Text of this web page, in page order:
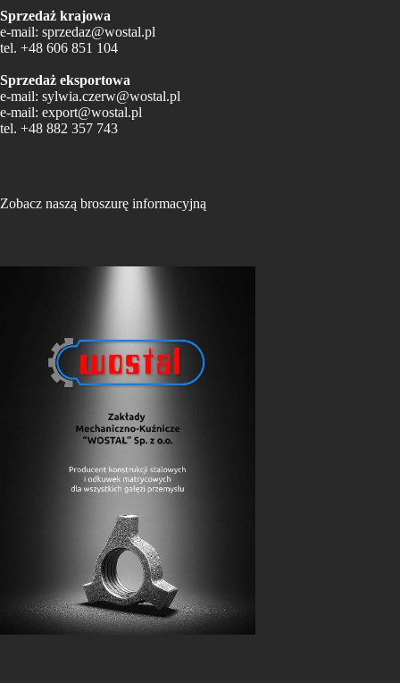
Sprzedaż krajowa
e-mail: sprzedaz@wostal.pl
tel. +48 606 851 104
Sprzedaż eksportowa
e-mail: sylwia.czerw@wostal.pl
e-mail: export@wostal.pl
tel. +48 882 357 743
Zobacz naszą broszurę informacyjną